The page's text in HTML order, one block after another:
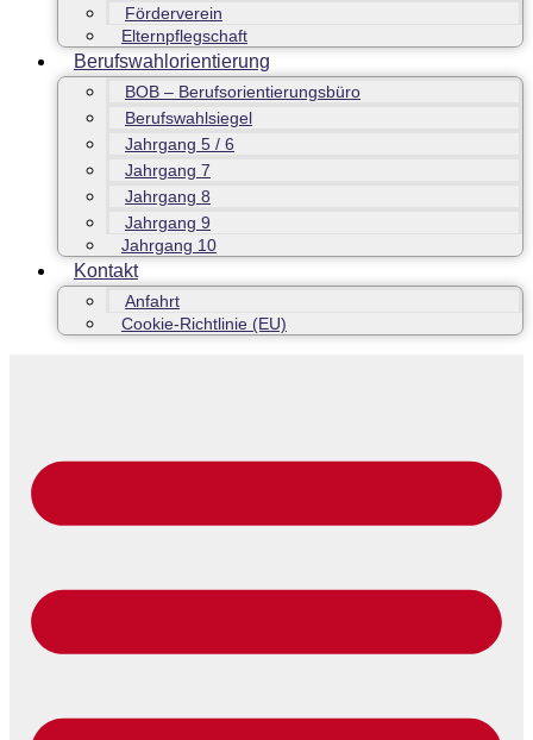
Förderverein
Elternpflegschaft
Berufswahlorientierung
BOB – Berufsorientierungsbüro
Berufswahlsiegel
Jahrgang 5 / 6
Jahrgang 7
Jahrgang 8
Jahrgang 9
Jahrgang 10
Kontakt
Anfahrt
Cookie-Richtlinie (EU)